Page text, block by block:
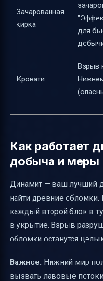
Зачарованная
кирка
для
Кровати
Взрыв
Как работает
добыча и меры
Динамит — ваш лучший
найти древние обломки.
каждый второй блок в
в укрытие. Взрыв
обломки останутся
Важное: Нижний мир
вызвать лавовые